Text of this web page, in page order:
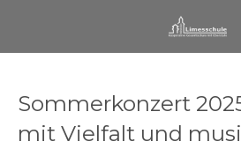
Sommerkonzert
mit Vielfalt und